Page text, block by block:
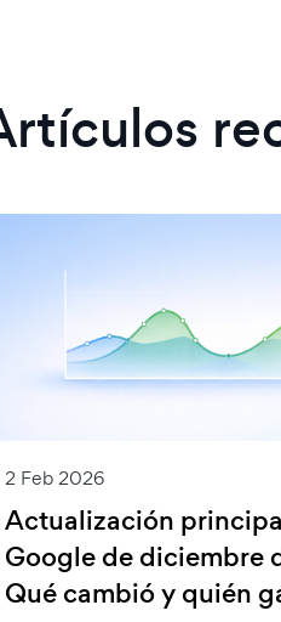
2 Feb 2026
Actualización
Google de diciembre
Qué cambió y quién